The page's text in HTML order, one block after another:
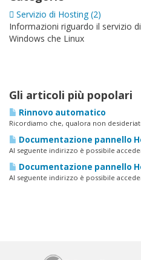
Servizio di Hosting (2)
Informazioni riguardo il servizio
Windows che Linux
Gli articoli più popolari
Rinnovo automatico
Ricordiamo che, qualora non
Documentazione pannello
Al seguente indirizzo è possibile
Documentazione pannello
Al seguente indirizzo è possibile